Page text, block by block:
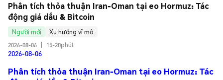
Phân tích thỏa thuận Iran-Oman tại eo Hormuz: Tác
động giá dầu & Bitcoin
Người mới
Xu hướng vĩ mô
2026-08-06
15-20phút
2026-08-06
Phân tích thỏa thuận Iran-Oman tại eo Hormuz: Tác